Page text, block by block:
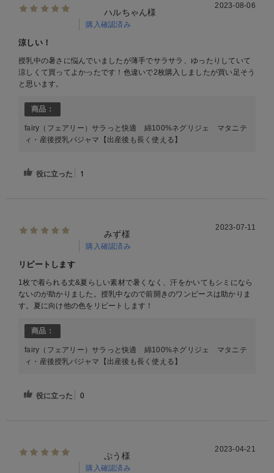
ハルちゃん様
購入確認済み
2023-08-06
涼しい！
授乳中の暑さに悩んでいましたが薄手でサラサラ、ゆったりしていて
涼しくて買ってよかったです！色違いで2枚購入しましたが買い足そう
と思います。
商品：
fairy（フェアリー）サラっと快適 綿100%ネグリジェ マタニテ
ィ・産後授乳パジャマ【出産後も長く使える】
役に立った 1
みず様
購入確認済み
2023-07-11
リピートします
1枚で着られる丈&夏らしい素材で暑くなく、汗をかいてもシミになら
ないのが助かりました。授乳中なので前開きのワンピースは助かりま
す。夏に向け他の色をリピートします！
商品：
fairy（フェアリー）サラっと快適 綿100%ネグリジェ マタニテ
ィ・産後授乳パジャマ【出産後も長く使える】
役に立った 0
ぷう様
購入確認済み
2023-04-21